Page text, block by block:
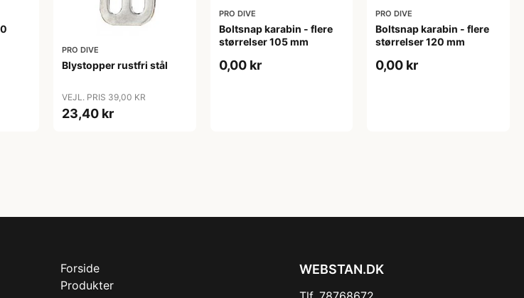
PRO DIVE
Blystopper rustfri stål
VEJL. PRIS 39,00 KR
23,40 kr
PRO DIVE
Boltsnap karabin - flere
størrelser 105 mm
0,00 kr
PRO DIVE
Boltsnap karabin - flere
størrelser 120 mm
0,00 kr
Forside
Produkter
WEBSTAN.DK